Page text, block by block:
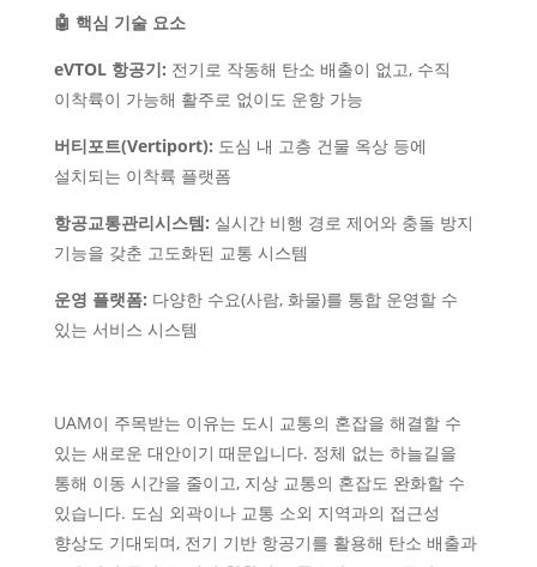
🤖 핵심 기술 요소
eVTOL 항공기: 전기로 작동해 탄소 배출이 없고, 수직
이착륙이 가능해 활주로 없이도 운항 가능
버티포트(Vertiport): 도심 내 고층 건물 옥상 등에
설치되는 이착륙 플랫폼
항공교통관리시스템: 실시간 비행 경로 제어와 충돌 방지
기능을 갖춘 고도화된 교통 시스템
운영 플랫폼: 다양한 수요(사람, 화물)를 통합 운영할 수
있는 서비스 시스템
UAM이 주목받는 이유는 도시 교통의 혼잡을 해결할 수
있는 새로운 대안이기 때문입니다. 정체 없는 하늘길을
통해 이동 시간을 줄이고, 지상 교통의 혼잡도 완화할 수
있습니다. 도심 외곽이나 교통 소외 지역과의 접근성
향상도 기대되며, 전기 기반 항공기를 활용해 탄소 배출과